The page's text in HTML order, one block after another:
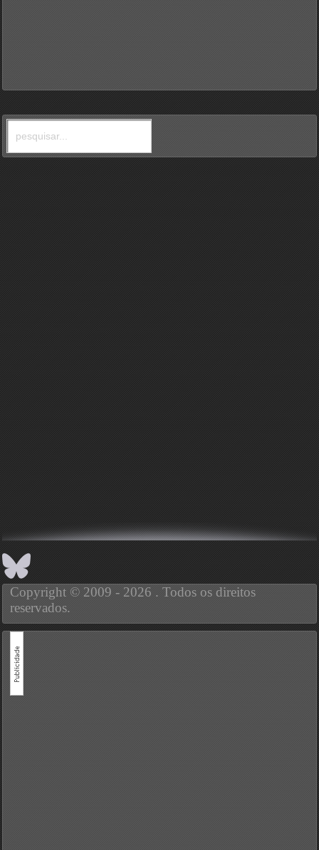
Copyright © 2009 - 2026 . Todos os direitos
reservados.